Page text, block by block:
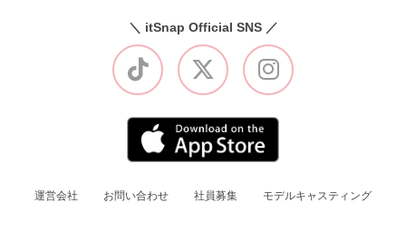
＼ itSnap Official SNS ／
運営会社 お問い合わせ 社員募集 モデルキャスティング